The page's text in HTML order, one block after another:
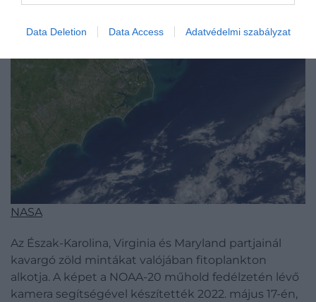
Data Deletion Data Access Adatvédelmi szabályzat
NASA
Az Észak-Karolina, Virginia és Maryland partjainál
kavargó zöld mintákat valójában fitoplankton
alkotja. A képet a NOAA-20 műhold fedélzetén lévő
kamera segítségével készítették 2022. május 17-én,